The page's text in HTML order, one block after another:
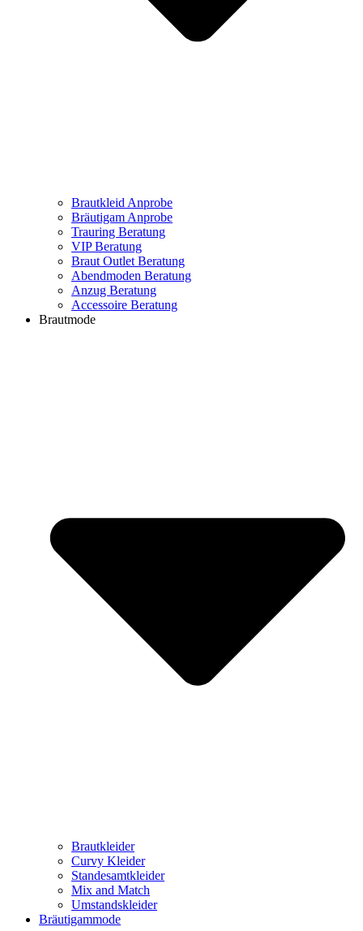
Brautkleid Anprobe
Bräutigam Anprobe
Trauring Beratung
VIP Beratung
Braut Outlet Beratung
Abendmoden Beratung
Anzug Beratung
Accessoire Beratung
Brautmode
Brautkleider
Curvy Kleider
Standesamtkleider
Mix and Match
Umstandskleider
Bräutigammode